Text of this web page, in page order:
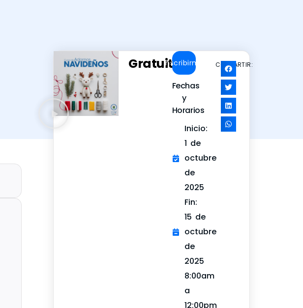
GratuitoInscribirme
Fechas
y
Horarios
Inicio:
1 de
octubre
de
2025
Fin:
15 de
octubre
de
2025
8:00am
a
12:00pm
COMPARTIR: